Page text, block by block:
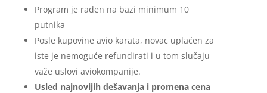
Program je rađen na bazi minimum 10
putnika
Posle kupovine avio karata, novac uplaćen za
iste je nemoguće refundirati i u tom slučaju
važe uslovi aviokompanije.
Usled najnovijih dešavanja i promena cena